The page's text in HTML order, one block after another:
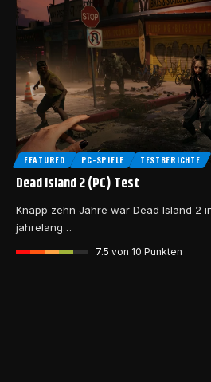
FEATURED PC-SPIELE TESTBERICHTE
Dead Island 2 (PC) Test
Knapp zehn Jahre war Dead Island 2
jahrelang…
7.5 von 10 Punkten